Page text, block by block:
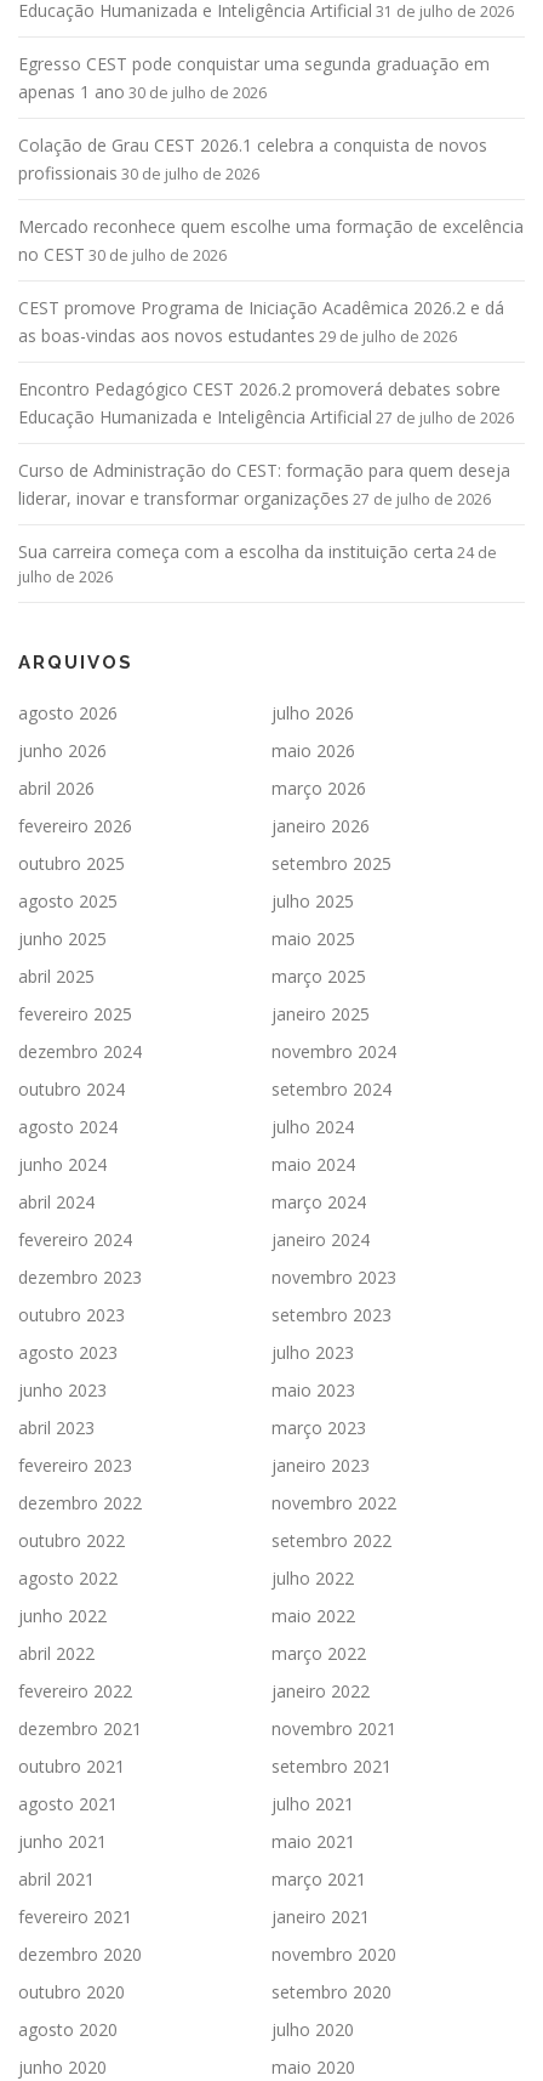
Educação Humanizada e Inteligência Artificial 31 de julho de 2026
Egresso CEST pode conquistar uma segunda graduação em
apenas 1 ano 30 de julho de 2026
Colação de Grau CEST 2026.1 celebra a conquista de novos
profissionais 30 de julho de 2026
Mercado reconhece quem escolhe uma formação de excelência
no CEST 30 de julho de 2026
CEST promove Programa de Iniciação Acadêmica 2026.2 e dá
as boas-vindas aos novos estudantes 29 de julho de 2026
Encontro Pedagógico CEST 2026.2 promoverá debates sobre
Educação Humanizada e Inteligência Artificial 27 de julho de 2026
Curso de Administração do CEST: formação para quem deseja
liderar, inovar e transformar organizações 27 de julho de 2026
Sua carreira começa com a escolha da instituição certa 24 de
julho de 2026
ARQUIVOS
agosto 2026
julho 2026
junho 2026
maio 2026
abril 2026
março 2026
fevereiro 2026
janeiro 2026
outubro 2025
setembro 2025
agosto 2025
julho 2025
junho 2025
maio 2025
abril 2025
março 2025
fevereiro 2025
janeiro 2025
dezembro 2024
novembro 2024
outubro 2024
setembro 2024
agosto 2024
julho 2024
junho 2024
maio 2024
abril 2024
março 2024
fevereiro 2024
janeiro 2024
dezembro 2023
novembro 2023
outubro 2023
setembro 2023
agosto 2023
julho 2023
junho 2023
maio 2023
abril 2023
março 2023
fevereiro 2023
janeiro 2023
dezembro 2022
novembro 2022
outubro 2022
setembro 2022
agosto 2022
julho 2022
junho 2022
maio 2022
abril 2022
março 2022
fevereiro 2022
janeiro 2022
dezembro 2021
novembro 2021
outubro 2021
setembro 2021
agosto 2021
julho 2021
junho 2021
maio 2021
abril 2021
março 2021
fevereiro 2021
janeiro 2021
dezembro 2020
novembro 2020
outubro 2020
setembro 2020
agosto 2020
julho 2020
junho 2020
maio 2020